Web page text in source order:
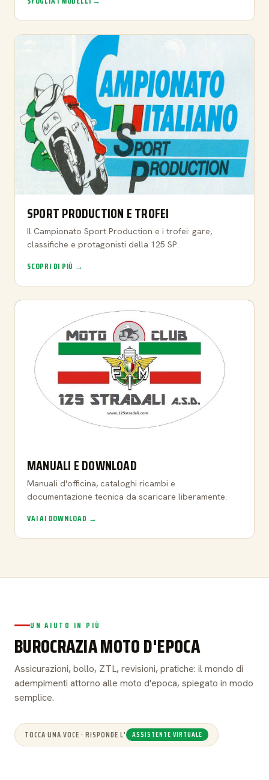
SPORT PRODUCTION E TROFEI
Il Campionato Sport Production e i trofei: gare,
classifiche e protagonisti della 125 SP.
SCOPRI DI PIÙ →
MANUALI E DOWNLOAD
Manuali d'officina, cataloghi ricambi e
documentazione tecnica da scaricare liberamente.
VAI AI DOWNLOAD →
UN AIUTO IN PIÙ
BUROCRAZIA MOTO D'EPOCA
Assicurazioni, bollo, ZTL, revisioni, pratiche: il mondo di
adempimenti attorno alle moto d'epoca, spiegato in modo
semplice.
TOCCA UNA VOCE · RISPONDE L' ASSISTENTE VIRTUALE